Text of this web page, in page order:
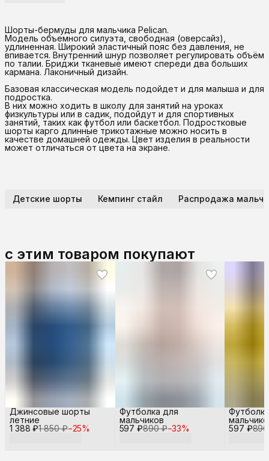
Шорты-бермуды для мальчика Pelican.
Модель объемного силуэта, свободная (оверсайз),
удлиненная. Широкий эластичный пояс без давления, не
впивается. Внутренний шнур позволяет регулировать объём
по талии. Бриджи тканевые имеют спереди два больших
кармана. Лаконичный дизайн.
Базовая классическая модель подойдет и для малыша и для
подростка.
В них можно ходить в школу для занятий на уроках
физкультуры или в садик, подойдут и для спортивных
занятий, таких как футбол или баскетбол. Подростковые
шорты карго длинные трикотажные можно носить в
качестве домашней одежды. Цвет изделия в реальности
может отличаться от цвета на экране.
Детские шорты Кемпинг стайл Распродажа
с этим товаром покупают
1 388 ₽1 850 ₽−25%
Джинсовые шорты
летние
597 ₽890 ₽−33%
Футболка для
мальчиков
597 ₽